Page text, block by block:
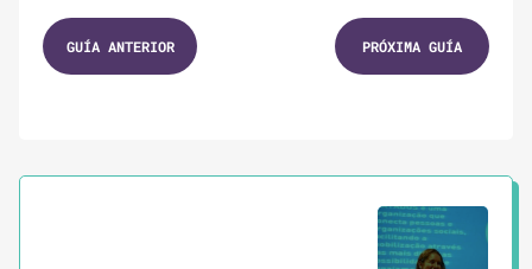
1. GUÍAS 2 MINUTOS
¿Por qué involucrar voluntarias en tu
Crea un programa de voluntariado exitoso
GUÍA ANTERIOR PRÓXIMA GUÍA